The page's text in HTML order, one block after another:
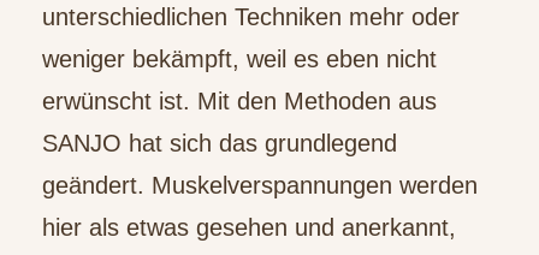
unterschiedlichen Techniken mehr oder
weniger bekämpft, weil es eben nicht
erwünscht ist. Mit den Methoden aus
SANJO hat sich das grundlegend
geändert. Muskelverspannungen werden
hier als etwas gesehen und anerkannt,